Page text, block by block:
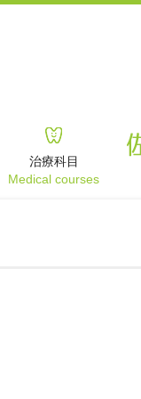
治療科目
Medical courses